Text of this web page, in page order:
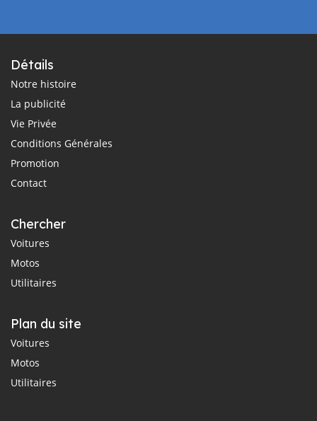
Détails
Notre histoire
La publicité
Vie Privée
Conditions Générales
Promotion
Contact
Chercher
Voitures
Motos
Utilitaires
Plan du site
Voitures
Motos
Utilitaires